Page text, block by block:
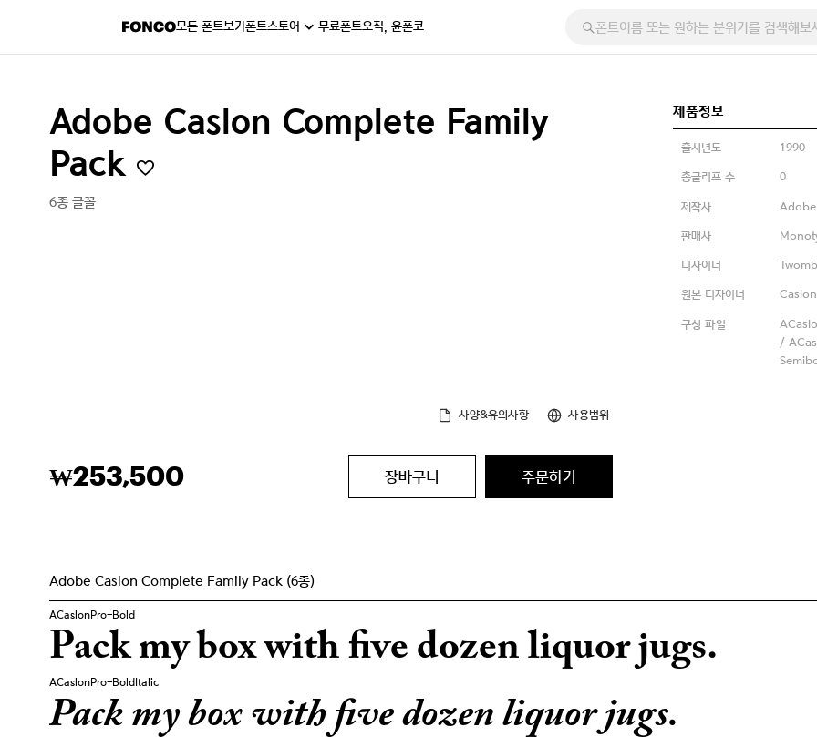
모든 폰트보기폰트스토어 무료폰트오직, 윤폰코
Adobe Caslon Complete Family
Pack
6종 글꼴
제품정보
출시년도 1990
총글리프 수 0
제작사 Adobe
판매사
디자이너
원본 디자이너
구성 파일
/
사양&유의사항 사용범위
₩253,500 장바구니 주문하기
Adobe Caslon Complete Family Pack (6종)
ACaslonPro-Bold
Pack my box with five dozen liquor jugs.
ACaslonPro-BoldItalic
Pack my box with five dozen liquor jugs.